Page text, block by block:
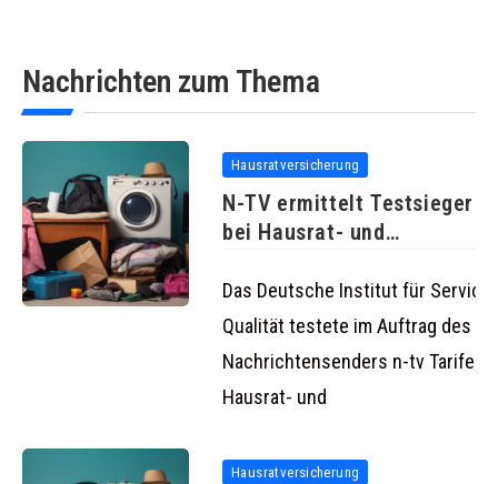
Nachrichten zum Thema
Hausratversicherung
N-TV ermittelt Testsieger
bei Hausrat- und
Das Deutsche Institut für Service-
Qualität testete im Auftrag des
Nachrichtensenders n-tv Tarife
Hausrat- und
Hausratversicherung